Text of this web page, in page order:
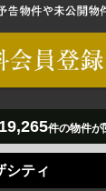
19,265件の物件が
シティ